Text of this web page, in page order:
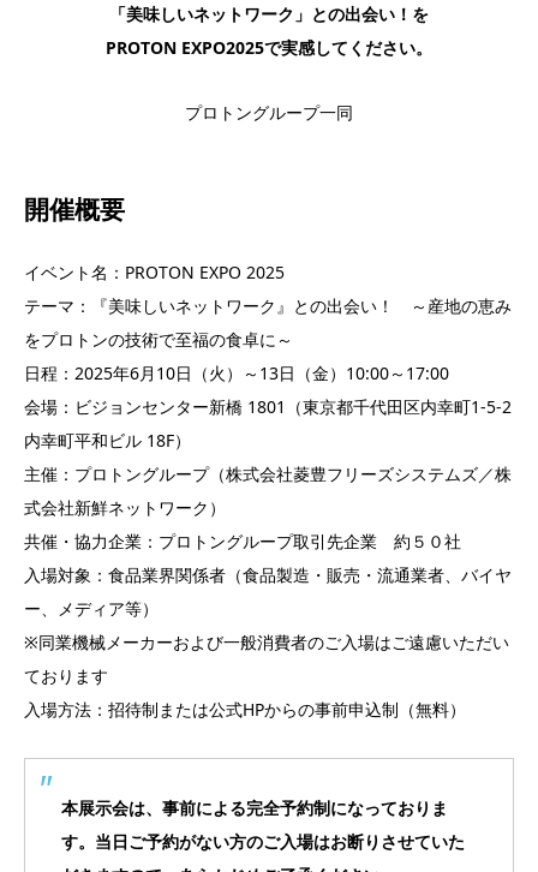
「美味しいネットワーク」との出会い！を​
PROTON EXPO2025で実感してください。​
​プロトングループ一同​
開催概要
イベント名：PROTON EXPO 2025​
テーマ：『美味しいネットワーク』との出会い！ ～産地の恵み
をプロトンの技術で至福の食卓に～​
日程：2025年6月10日（火）～13日（金）10:00～17:00​
会場：ビジョンセンター新橋 1801（東京都千代田区内幸町1-5-2
内幸町平和ビル 18F）​
主催：プロトングループ（株式会社菱豊フリーズシステムズ／株
式会社新鮮ネットワーク）​
共催・協力企業：プロトングループ取引先企業 約５０社​
入場対象：食品業界関係者（食品製造・販売・流通業者、バイヤ
ー、メディア等）​
※同業機械メーカーおよび一般消費者のご入場はご遠慮いただい
ております​
入場方法：招待制または公式HPからの事前申込制（無料）
本展示会は、事前による完全予約制になっておりま
す。当日ご予約がない方のご入場はお断りさせていた